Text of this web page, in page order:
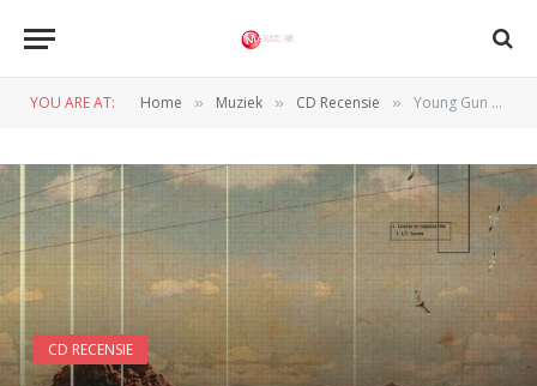
YOU ARE AT: Home » Muziek » CD Recensie » Young Gun Silver Fox – Pleasure
CD RECENSIE